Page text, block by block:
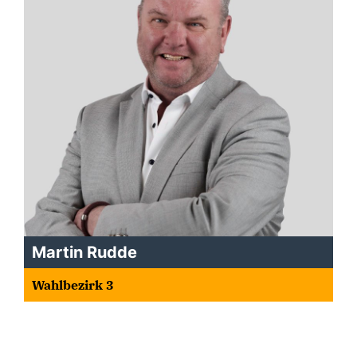
Martin Rudde
Wahlbezirk 3